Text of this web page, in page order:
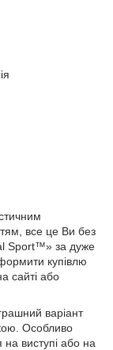
все це Ви без
Sport™» за дуже
купівлю
сайті або
варіант
Особливо
на виступі або на